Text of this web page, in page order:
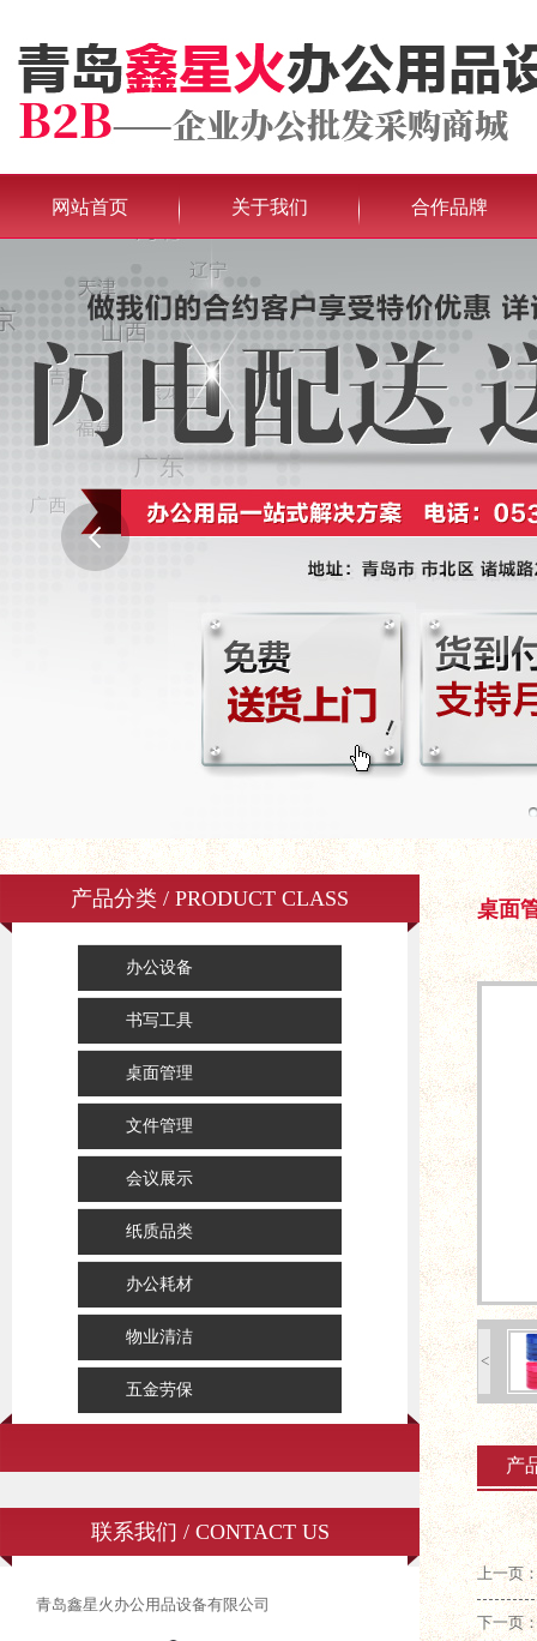
网站首页 关于我们 合作品牌
产品分类 / PRODUCT CLASS
办公设备
书写工具
桌面管理
文件管理
会议展示
纸质品类
办公耗材
物业清洁
五金劳保
联系我们 / CONTACT US
青岛鑫星火办公用品设备有限公司
桌面
<
产
上一页
下一页